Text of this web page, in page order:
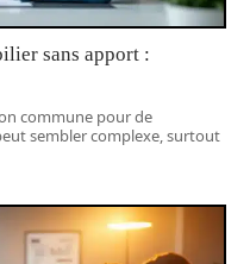
sans apport :
commune pour de
sembler complexe, surtout